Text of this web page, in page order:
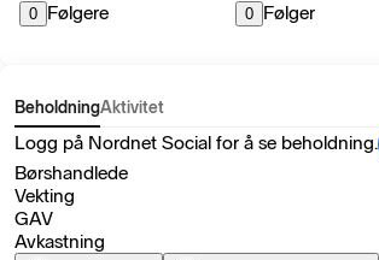
0 Følgere 0 Følger
BeholdningAktivitet
Logg på Nordnet Social for å se beholdning.
Børshandlede
Vekting
GAV
Avkastning